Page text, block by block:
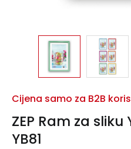
ZEP Ram za sliku
YB81
Cijena samo za B2B